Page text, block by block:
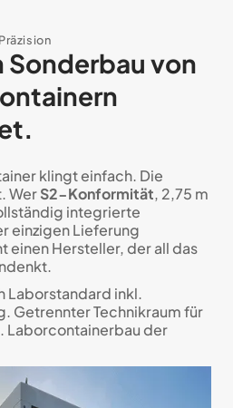
Sonderbau von
klingt einfach. Die
WerS2-Konformität, 2,75 m
integrierte
einzigen Lieferung
einen Hersteller, der all das
Laborstandard inkl.
Getrennter Technikraum für
Laborcontainerbau der